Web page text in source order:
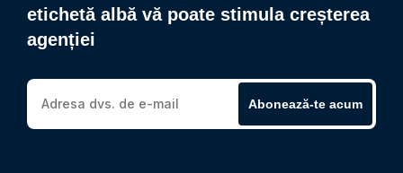
etichetă albă vă poate stimula creșterea
agenției
Abonează-te acum